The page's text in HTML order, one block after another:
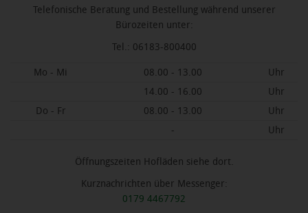
Telefonische Beratung und Bestellung während unserer
Bürozeiten unter:
Tel.: 06183-800400
Mo - Mi 08.00 - 13.00
Uhr
14.00 - 16.00
Uhr
Do - Fr
08.00 - 13.00
Uhr
-
Uhr
Öffnungszeiten Hofläden siehe dort.
Kurznachrichten über Messenger:
0179 4467792